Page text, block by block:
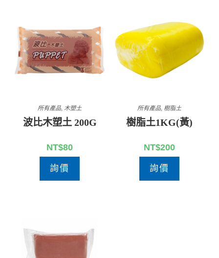
所有產品, 木塑土
波比木塑土 200G
NT$80
詢價
所有產品, 樹脂土
樹脂土1KG(黃)
NT$200
詢價